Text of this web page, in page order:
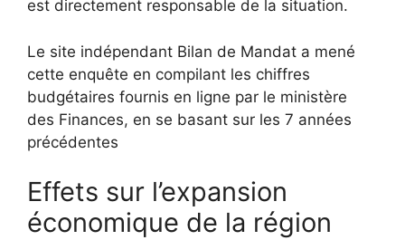
est directement responsable de la situation.
Le site indépendant Bilan de Mandat a mené
cette enquête en compilant les chiffres
budgétaires fournis en ligne par le ministère
des Finances, en se basant sur les 7 années
précédentes
Effets sur l’expansion
économique de la région